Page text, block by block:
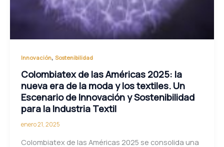
Innovación, Sostenibilidad
Colombiatex de las Américas 2025: la
nueva era de la moda y los textiles. Un
Escenario de Innovación y Sostenibilidad
para la Industria Textil
enero 21, 2025
Colombiatex de las Américas 2025 se consolida una